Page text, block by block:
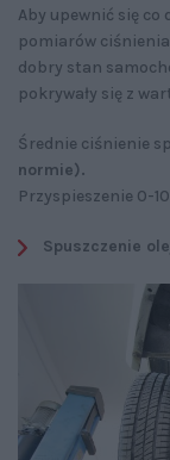
Aby upewnić się
pomiarów
dobry stan
pokrywały się z
Średnie ciśnienie
normie).
Przyspieszenie 0-
Spuszczenie